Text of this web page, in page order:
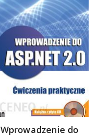
Wprowadzenie do